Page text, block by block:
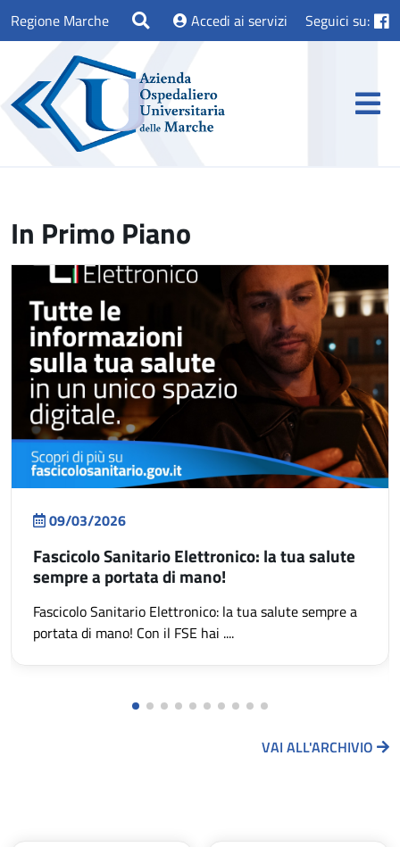
Regione Marche Accedi ai servizi Seguici su:
In Primo Piano
09/03/2026
Fascicolo Sanitario Elettronico: la tua salute
sempre a portata di mano!
Fascicolo Sanitario Elettronico: la tua salute sempre a
portata di mano! Con il FSE hai ....
VAI ALL'ARCHIVIO